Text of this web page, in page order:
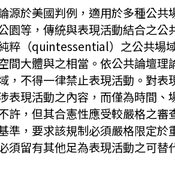
源於美國判例，適用於多種公共
園等，傳統與表現活動結合之公
粹（quintessential）之公共場
間大體與之相當。依公共論壇理
，不得一律禁止表現活動。對表
表現活動之內容，而僅為時間、
許，但其合憲性應受較嚴格之審
準，要求該規制必須嚴格限定於
須留有其他足為表現活動之可替